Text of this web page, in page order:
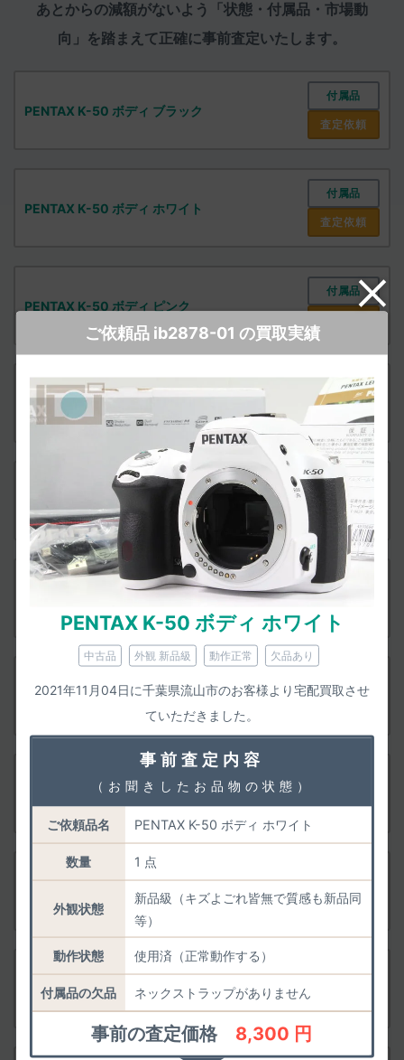
ご依頼品 ib2878-01 の買取実績
PENTAX K-50 ボディ ホワイト
中古品 外観 新品級 動作正常 欠品あり
2021年11月04日に千葉県流山市のお客様より宅配買取させ
ていただきました。
事前査定内容
（お聞きしたお品物の状態）
ご依頼品名 PENTAX K-50 ボディ ホワイト
数量 1 点
外観状態
新品級（キズよごれ皆無で質感も新品同
等）
動作状態 使用済（正常動作する）
付属品の欠品 ネックストラップがありません
事前の査定価格 8,300 円
あとからの減額がないよう「状態・付属品・市場動
向」を踏まえて正確に事前査定いたします。
PENTAX K-50 ボディ ブラック
付属品
査定依頼
PENTAX K-50 ボディ ホワイト
付属品
査定依頼
PENTAX K-50 ボディ ピンク
付属品
PENTAX K-50 ボディ オーダーカラー
付属品
査定依頼
PENTAX K-50 18-135WRキット ブラック
付属品
査定依頼
PENTAX K-50 18-135WRキット ホワイト
付属品
査定依頼
PENTAX K-50 18-135WRキット ピンク
PENTAX K-50 18-135WRキット オーダーカラー
査定依頼
PENTAX K-50 300ダブルズームキット ブラック
付属品
査定依頼
PENTAX K-50 300ダブルズームキット ホワイト
付属品